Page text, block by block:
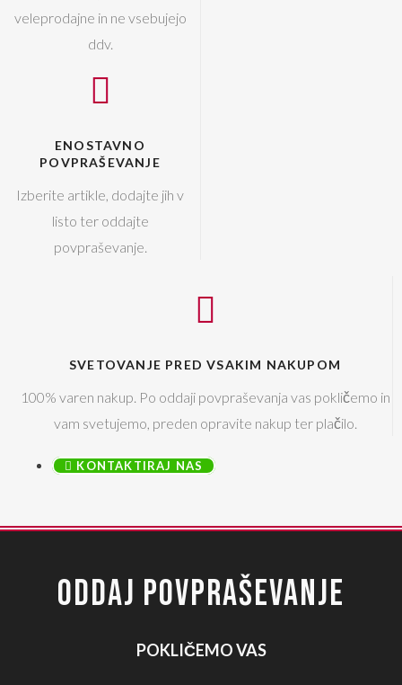
veleprodajne in ne vsebujejo
ddv.
ENOSTAVNO
POVPRAŠEVANJE
Izberite artikle, dodajte jih v
listo ter oddajte
povpraševanje.
SVETOVANJE PRED VSAKIM NAKUPOM
100% varen nakup. Po oddaji povpraševanja vas pokličemo in
vam svetujemo, preden opravite nakup ter plačilo.
KONTAKTIRAJ NAS
ODDAJ POVPRAŠEVANJE
POKLIČEMO VAS